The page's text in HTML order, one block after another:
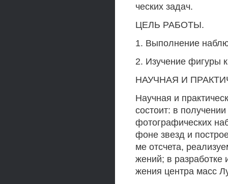
ческих задач.
ЦЕЛЬ РАБОТЫ.
1. Выполнение
2. Изучение фигуры
НАУЧНАЯ И
Научная и
состоит: в
фотографических
фоне звезд и
ме отсчета,
жений; в разработке
жения центра масс